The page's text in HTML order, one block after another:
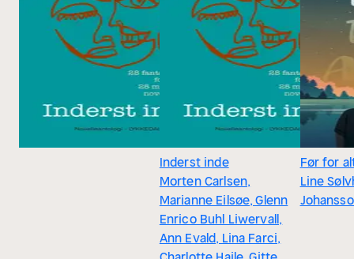
Inderst inde
Morten Carlsen,
Marianne Eilsøe, Glenn
Enrico Buhl Liwervall,
Ann Evald, Lina Farci,
Før for
Line